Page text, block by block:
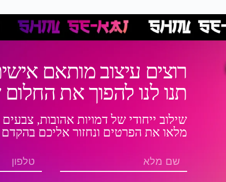
רוצים עיצוב מותאם
תנו לנו להפוך את
שילוב ייחודי של דמויות אהובות,
מלאו את הפרטים ונחזור אליכם בהקדם